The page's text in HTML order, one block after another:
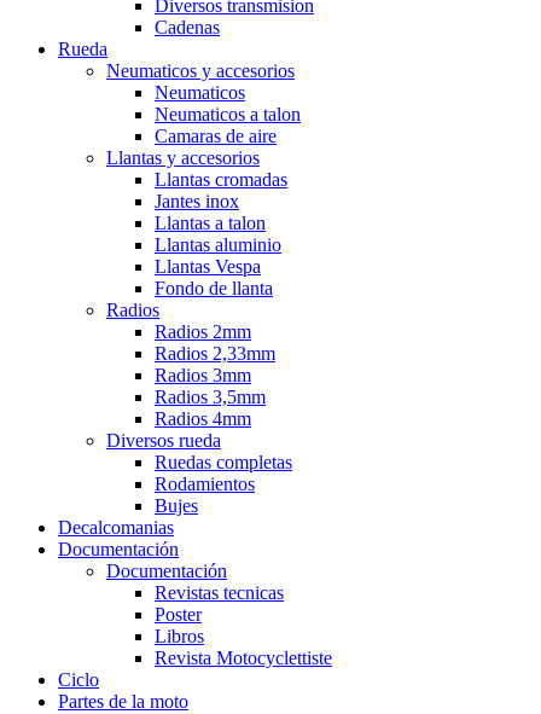
Diversos transmision
Cadenas
Rueda
Neumaticos y accesorios
Neumaticos
Neumaticos a talon
Camaras de aire
Llantas y accesorios
Llantas cromadas
Jantes inox
Llantas a talon
Llantas aluminio
Llantas Vespa
Fondo de llanta
Radios
Radios 2mm
Radios 2,33mm
Radios 3mm
Radios 3,5mm
Radios 4mm
Diversos rueda
Ruedas completas
Rodamientos
Bujes
Decalcomanias
Documentación
Documentación
Revistas tecnicas
Poster
Libros
Revista Motocyclettiste
Ciclo
Partes de la moto